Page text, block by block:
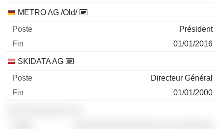
METRO AG /Old/
Président
01/01/2016
SKIDATA AG
Directeur Général
01/01/2000